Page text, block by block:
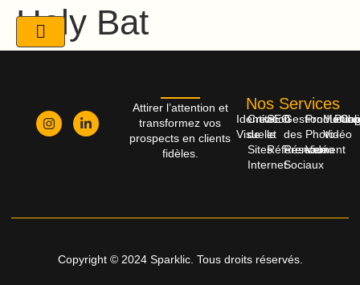
Hely Bat
Nos Services
Identité
Visuelle
Création
de
Sites
Internet
SEO
et
Référencement
Gestion
des
Réseaux
Sociaux
Production
Photo-
Vidéo
Vidéo
Attirer l’attention et
transformez vos
prospects en clients
fidèles.
Copyright © 2024 Sparklic. Tous droits réservés.